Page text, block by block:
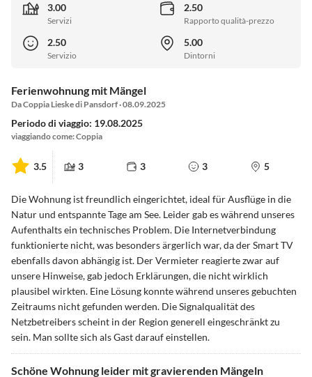
3.00
Servizi
2.50
Rapporto qualità-prezzo
2.50
Servizio
5.00
Dintorni
Ferienwohnung mit Mängel
Da Coppia Lieske di Pansdorf · 08.09.2025
Periodo di viaggio: 19.08.2025
viaggiando come: Coppia
3.5 3 3 3 5
Die Wohnung ist freundlich eingerichtet, ideal für Ausflüge in die
Natur und entspannte Tage am See. Leider gab es während unseres
Aufenthalts ein technisches Problem. Die Internetverbindung
funktionierte nicht, was besonders ärgerlich war, da der Smart TV
ebenfalls davon abhängig ist. Der Vermieter reagierte zwar auf
unsere Hinweise, gab jedoch Erklärungen, die nicht wirklich
plausibel wirkten. Eine Lösung konnte während unseres gebuchten
Zeitraums nicht gefunden werden. Die Signalqualität des
Netzbetreibers scheint in der Region generell eingeschränkt zu
sein. Man sollte sich als Gast darauf einstellen.
Schöne Wohnung leider mit gravierenden Mängeln